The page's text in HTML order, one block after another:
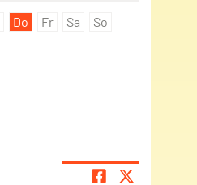
Do Fr Sa
So